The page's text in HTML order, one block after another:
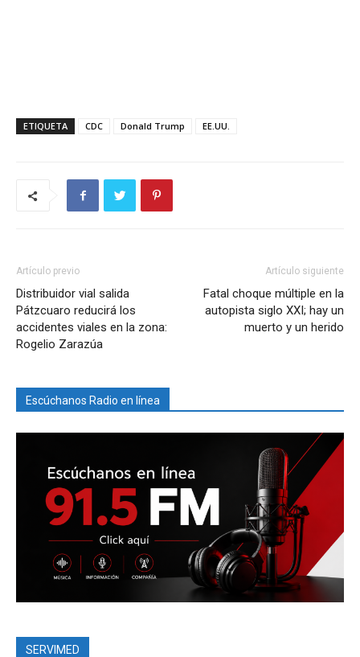
ETIQUETA CDC Donald Trump EE.UU.
Artículo previo
Distribuidor vial salida
Pátzcuaro reducirá los
accidentes viales en la zona:
Rogelio Zarazúa
Artículo siguiente
Fatal choque múltiple en la
autopista siglo XXI; hay un
muerto y un herido
Escúchanos Radio en línea
SERVIMED